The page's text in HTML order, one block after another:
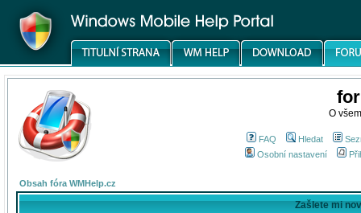
O
FAQ Hledat
Osobní nastavení
Obsah fóra WMHelp.cz
Zašlete mi